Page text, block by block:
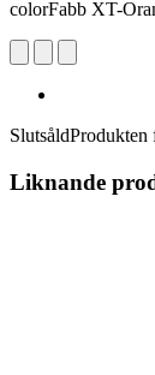
colorFabb XT-
SlutsåldProdukten
Liknande